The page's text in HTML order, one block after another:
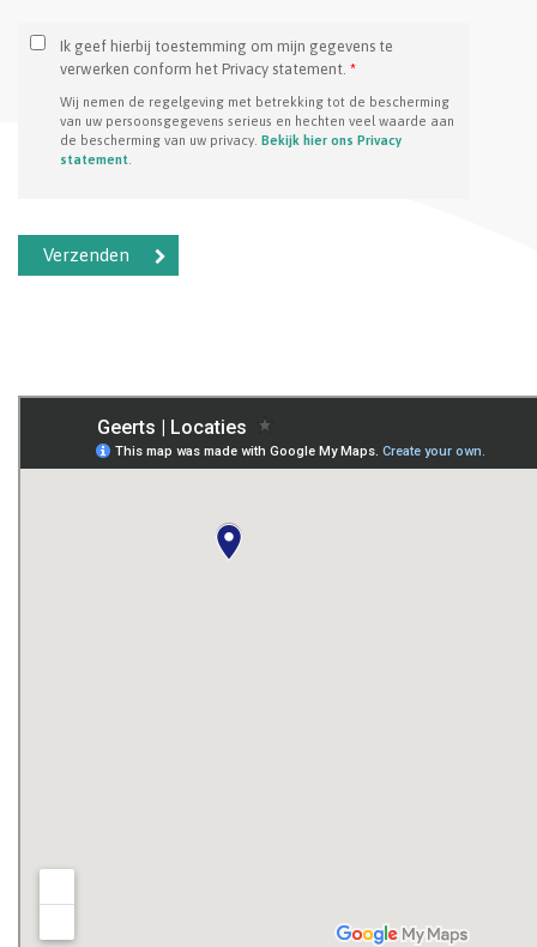
Ik geef hierbij toestemming om mijn gegevens te
verwerken conform het Privacy statement. *
Wij nemen de regelgeving met betrekking tot de bescherming
van uw persoonsgegevens serieus en hechten veel waarde aan
de bescherming van uw privacy. Bekijk hier ons Privacy
statement